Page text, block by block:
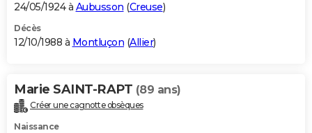
24/05/1924 à Aubusson (Creuse)
Décès
12/10/1988 à Montluçon (Allier)
Marie SAINT-RAPT (89 ans)
Créer une cagnotte obsèques
Naissance